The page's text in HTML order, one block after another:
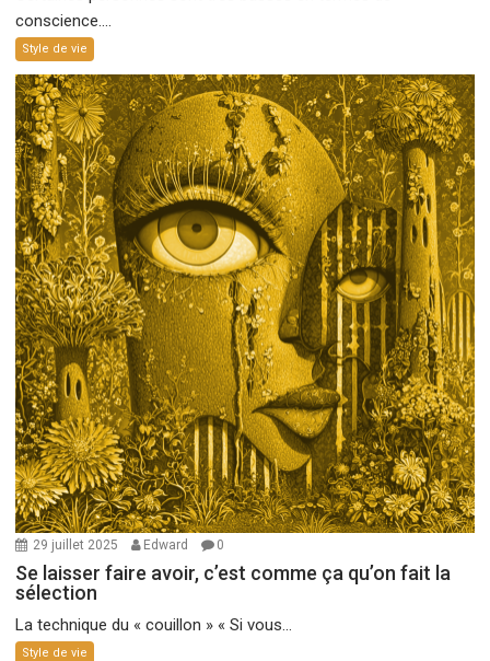
conscience....
Style de vie
29 juillet 2025 Edward 0
Se laisser faire avoir, c’est comme ça qu’on fait la
sélection
La technique du « couillon » « Si vous...
Style de vie